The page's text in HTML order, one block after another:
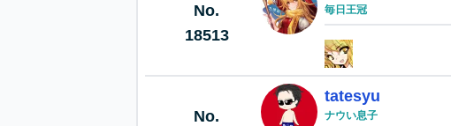
No.
18513
毎日王冠
No.
tatesyu
ナウい息子